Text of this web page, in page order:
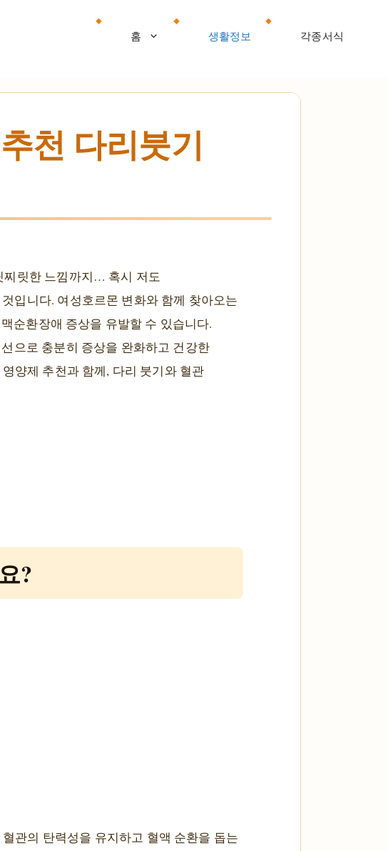
홈 생활정보 각종서식
천 다리붓기
찌릿한 느낌까지… 혹시 저도
입니다. 여성호르몬 변화와 함께 찾아오는
순환장애 증상을 유발할 수 있습니다.
으로 충분히 증상을 완화하고 건강한
양제 추천과 함께, 다리 붓기와 혈관
?
관의 탄력성을 유지하고 혈액 순환을 돕는